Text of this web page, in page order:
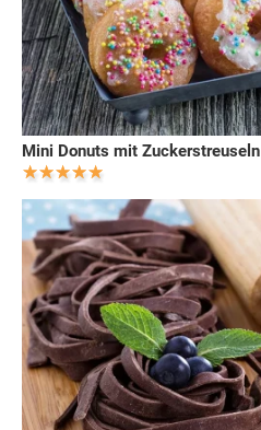
Mini Donuts mit Zuckerstreuseln